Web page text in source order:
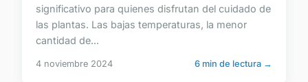
significativo para quienes disfrutan del cuidado de
las plantas. Las bajas temperaturas, la menor
cantidad de...
4 noviembre 2024 6 min de lectura →